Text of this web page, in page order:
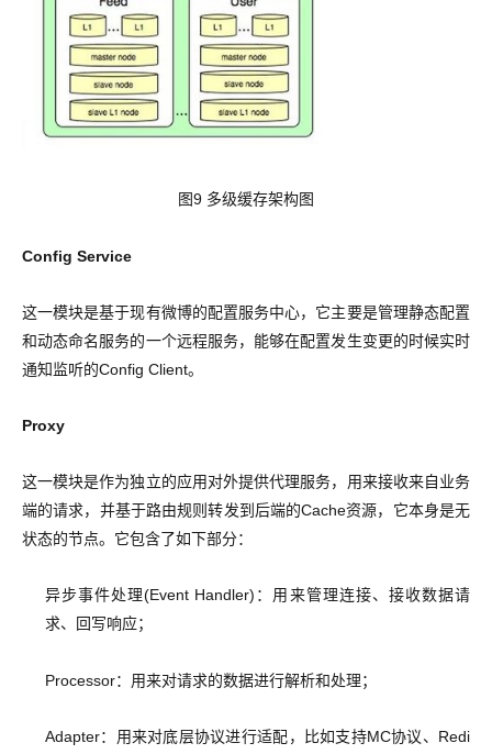
图9 多级缓存架构图
Config Service
这一模块是基于现有微博的配置服务中心，它主要是管理静态配置
和动态命名服务的一个远程服务，能够在配置发生变更的时候实时
通知监听的Config Client。
Proxy
这一模块是作为独立的应用对外提供代理服务，用来接收来自业务
端的请求，并基于路由规则转发到后端的Cache资源，它本身是无
状态的节点。它包含了如下部分：
异步事件处理(Event Handler)：用来管理连接、接收数据请
求、回写响应；
Processor：用来对请求的数据进行解析和处理；
Adapter：用来对底层协议进行适配，比如支持MC协议、Redi